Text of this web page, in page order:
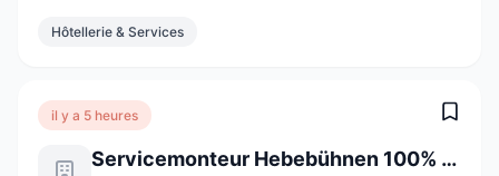
Hôtellerie & Services
il y a 5 heures
Servicemonteur Hebebühnen 100% (m/w/d)